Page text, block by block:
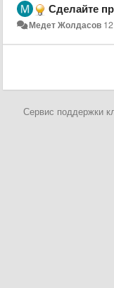
Сделайте
Медет Жолдасов
Сервис поддержки